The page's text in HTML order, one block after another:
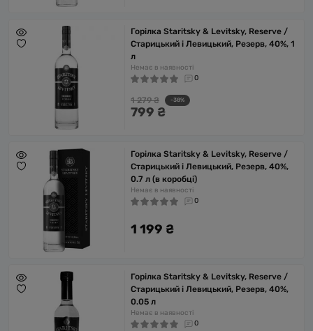
Горілка Staritsky & Levitsky, Reserve /
Старицький і Левицький, Резерв, 40%, 1
л
Немає в наявності
0
1 279 ₴ -38%
799 ₴
Горілка Staritsky & Levitsky, Reserve /
Старицький і Левицький, Резерв, 40%,
0.7 л (в коробці)
Немає в наявності
0
1 199 ₴
Горілка Staritsky & Levitsky, Reserve /
Старицький і Левицький, Резерв, 40%,
0.05 л
Немає в наявності
0